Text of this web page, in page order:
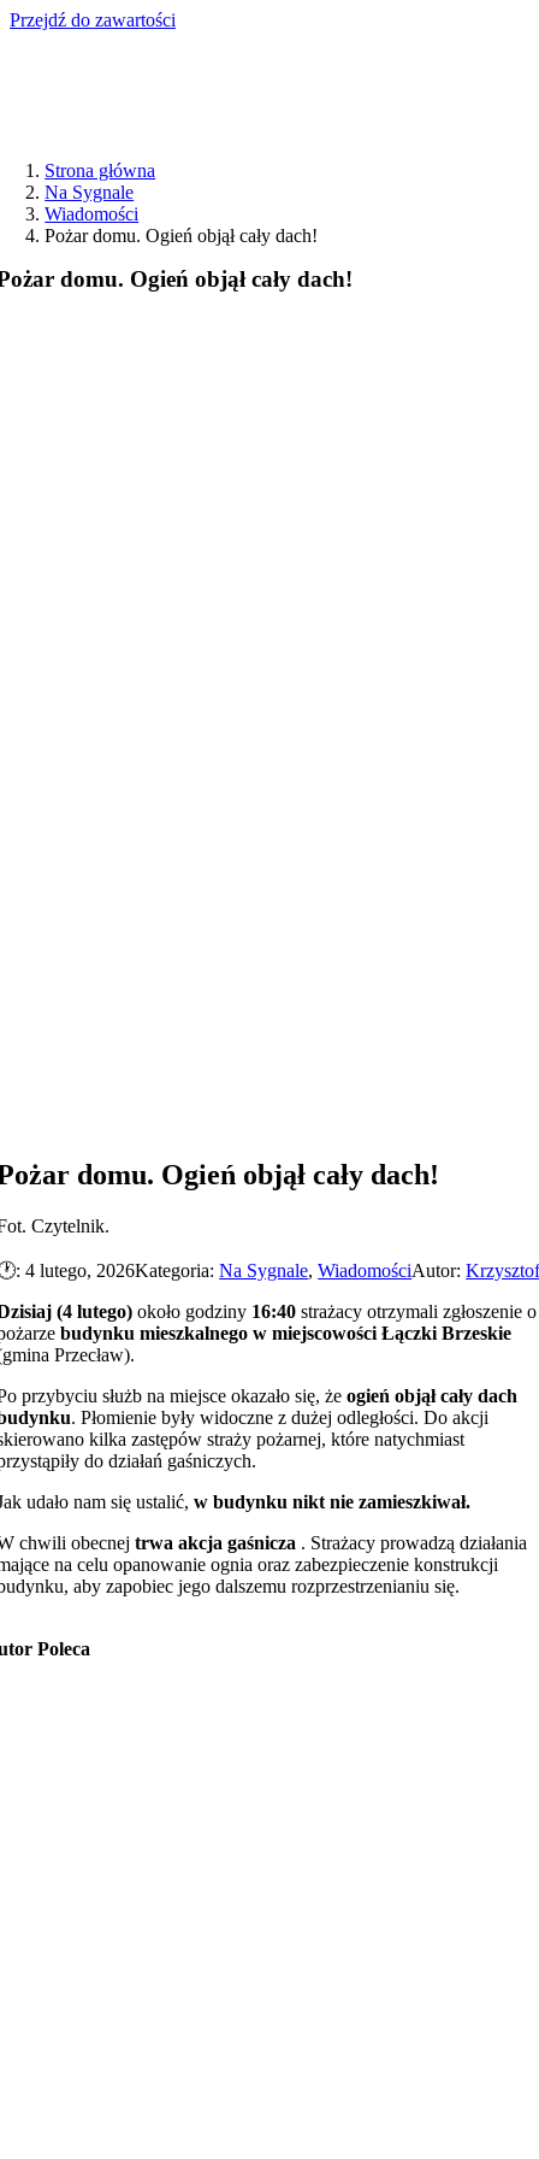
Przejdź do zawartości
Strona główna
Na Sygnale
Wiadomości
Pożar domu. Ogień objął cały dach!
domu. Ogień objął cały dach!
domu. Ogień objął cały dach!
Czytelnik.
4 lutego, 2026Kategoria:Na Sygnale,WiadomościAutor:
(4 lutego) około godziny 16:40 strażacy otrzymali zgłoszenie o
budynku mieszkalnego w miejscowości Łączki Brzeskie
Przecław).
przybyciu służb na miejsce okazało się, żeogień objął cały dach
. Płomienie były widoczne z dużej odległości. Do akcji
kilka zastępów straży pożarnej, które natychmiast
do działań gaśniczych.
udało nam się ustalić,w budynku nikt nie zamieszkiwał.
chwili obecnejtrwa akcja gaśnicza . Strażacy prowadzą działania
na celu opanowanie ognia oraz zabezpieczenie konstrukcji
aby zapobiec jego dalszemu rozprzestrzenianiu się.
Poleca